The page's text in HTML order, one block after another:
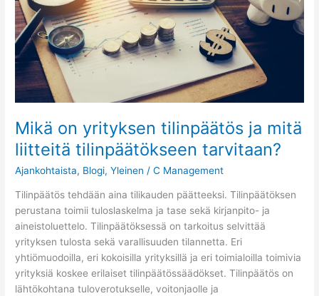
Mikä on yrityksen tilinpäätös ja mitä
liitteitä tilinpäätökseen tarvitaan?
Ajankohtaista, Blogi,Yleinen /C Management
Tilinpäätös tehdään aina tilikauden päätteeksi. Tilinpäätöksen
perustana toimii tuloslaskelma ja tase sekä kirjanpito- ja
aineistoluettelo. Tilinpäätöksessä on tarkoitus selvittää
yrityksen tulosta sekä varallisuuden tilannetta. Eri
yhtiömuodoilla, eri kokoisilla yrityksillä ja eri toimialoilla toimivia
yrityksiä koskee erilaiset tilinpäätössäädökset. Tilinpäätös on
lähtökohtana tuloverotukselle, voitonjaolle ja
liitteitä
tilinpäätökseen
tarvitaan?